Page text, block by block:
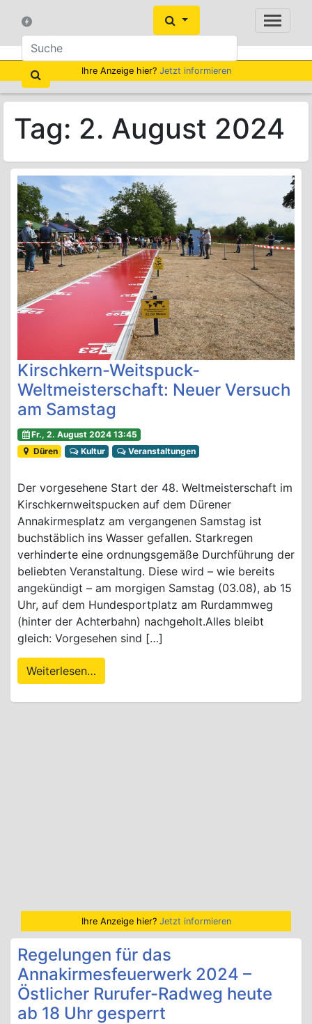
Ihre Anzeige hier? Jetzt informieren
Tag: 2. August 2024
Kirschkern-Weitspuck-
Weltmeisterschaft: Neuer Versuch
am Samstag
Fr., 2. August 2024 13:45
Düren
Kultur Veranstaltungen
Der vorgesehene Start der 48. Weltmeisterschaft im
Kirschkernweitspucken auf dem Dürener
Annakirmesplatz am vergangenen Samstag ist
buchstäblich ins Wasser gefallen. Starkregen
verhinderte eine ordnungsgemäße Durchführung der
beliebten Veranstaltung. Diese wird – wie bereits
angekündigt – am morgigen Samstag (03.08), ab 15
Uhr, auf dem Hundesportplatz am Rurdammweg
(hinter der Achterbahn) nachgeholt.Alles bleibt
gleich: Vorgesehen sind […]
Weiterlesen…
Ihre Anzeige hier? Jetzt informieren
Regelungen für das
Annakirmesfeuerwerk 2024 –
Östlicher Rurufer-Radweg heute
ab 18 Uhr gesperrt